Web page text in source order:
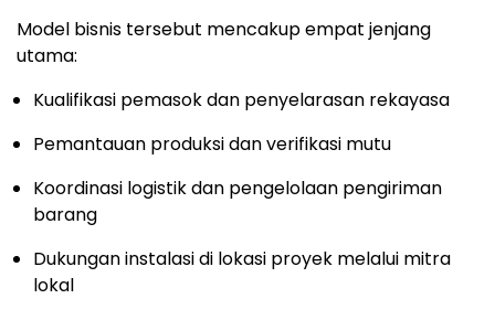
Model bisnis tersebut mencakup empat jenjang
utama:
Kualifikasi pemasok dan penyelarasan rekayasa
Pemantauan produksi dan verifikasi mutu
Koordinasi logistik dan pengelolaan pengiriman
barang
Dukungan instalasi di lokasi proyek melalui mitra
lokal